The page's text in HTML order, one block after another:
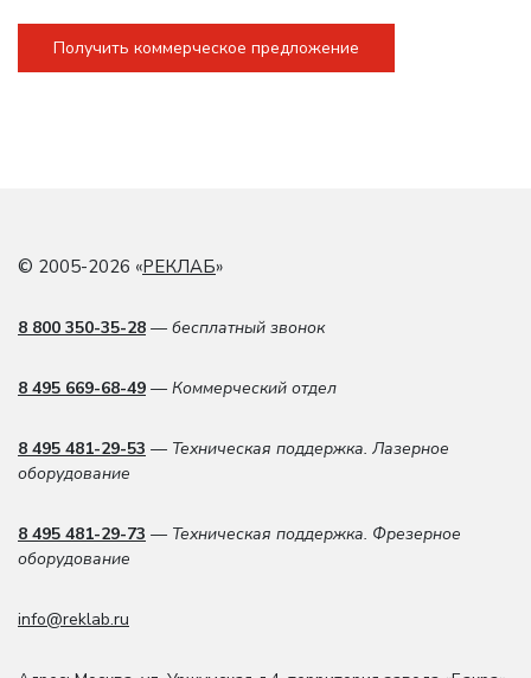
Получить коммерческое предложение
© 2005-2026 «РЕКЛАБ»
8 800 350-35-28 — бесплатный звонок
8 495 669-68-49 — Коммерческий отдел
8 495 481-29-53 — Техническая поддержка. Лазерное
оборудование
8 495 481-29-73 — Техническая поддержка. Фрезерное
оборудование
info@reklab.ru